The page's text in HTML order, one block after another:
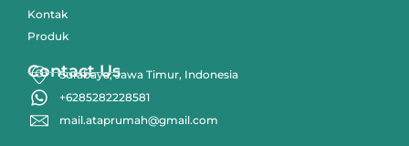
Kontak
Produk
Contact Us
Surabaya, Jawa Timur, Indonesia
+6285282228581
mail.ataprumah@gmail.com